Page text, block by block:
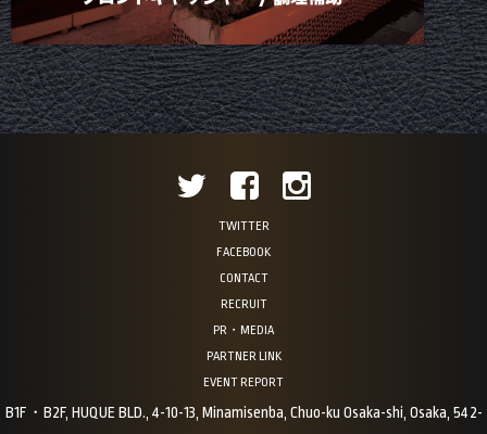
TWITTER
FACEBOOK
CONTACT
RECRUIT
PR・MEDIA
PARTNER LINK
EVENT REPORT
B1F・B2F, HUQUE BLD., 4-10-13, Minamisenba, Chuo-ku Osaka-shi, Osaka, 542-